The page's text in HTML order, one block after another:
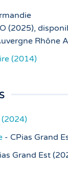
(2025),
Rhône
(2014)
(2024)
- CPias Grand
Grand Est